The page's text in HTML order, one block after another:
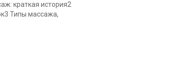
краткая история2
Типы массажа,